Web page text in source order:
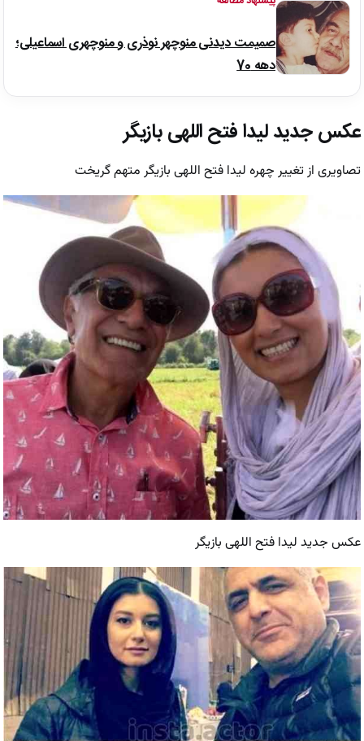
صمیمت دیدنی منوچهر نوذری و منوچهری اسماعیلی؛
دهه 70
عکس جدید لیدا فتح اللهی بازیگر
تصاویری از تغییر چهره لیدا فتح اللهی بازیگر متهم گریخت
عکس جدید لیدا فتح اللهی بازیگر